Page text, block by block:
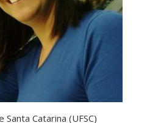
Catarina (UFSC)